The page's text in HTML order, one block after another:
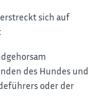
sich auf
des Hundes und
oder der